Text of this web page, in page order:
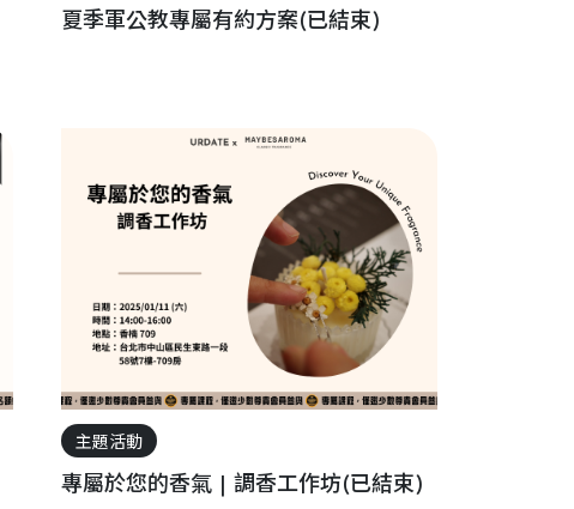
夏季軍公教專屬有約方案(已結束)
主題活動
專屬於您的香氣 | 調香工作坊(已結束)